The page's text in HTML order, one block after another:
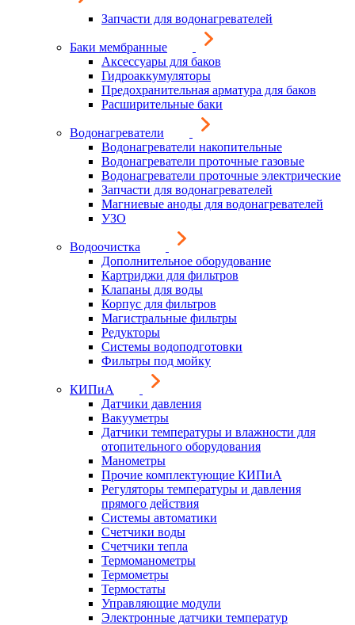
Запчасти для водонагревателей
Баки мембранные
Аксессуары для баков
Гидроаккумуляторы
Предохранительная арматура для баков
Расширительные баки
Водонагреватели
Водонагреватели накопительные
Водонагреватели проточные газовые
Водонагреватели проточные электрические
Запчасти для водонагревателей
Магниевые аноды для водонагревателей
УЗО
Водоочистка
Дополнительное оборудование
Картриджи для фильтров
Клапаны для воды
Корпус для фильтров
Магистральные фильтры
Редукторы
Системы водоподготовки
Фильтры под мойку
КИПиА
Датчики давления
Вакууметры
Датчики температуры и влажности для
отопительного оборудования
Манометры
Прочие комплектующие КИПиА
Регуляторы температуры и давления
прямого действия
Системы автоматики
Счетчики воды
Счетчики тепла
Термоманометры
Термометры
Термостаты
Управляющие модули
Электронные датчики температур